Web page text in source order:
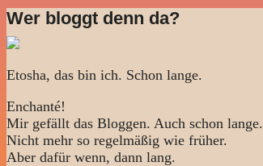
Wer bloggt denn da?
Etosha, das bin ich. Schon lange.
Enchanté!
Mir gefällt das Bloggen. Auch schon lange.
Nicht mehr so regelmäßig wie früher.
Aber dafür wenn, dann lang.